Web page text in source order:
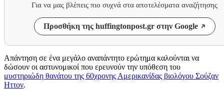
Για να μας βλέπεις πιο συχνά στα αποτελέσματα αναζήτησης
Προσθήκη της huffingtonpost.gr στην Google
Απάντηση σε ένα μεγάλο αναπάντητο ερώτημα καλούνται να
δώσουν οι αστυνομικοί που ερευνούν την υπόθεση του
μυστηριώδη θανάτου της 60χρονης Αμερικανίδας βιολόγου Σούζαν
Ηττον.